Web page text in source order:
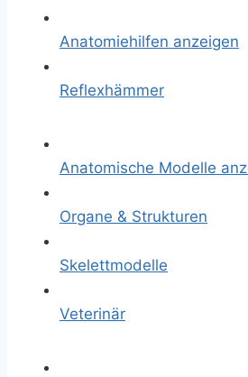
Anatomiehilfen anzeigen
Reflexhämmer
Anatomische Modelle
Organe & Strukturen
Skelettmodelle
Veterinär